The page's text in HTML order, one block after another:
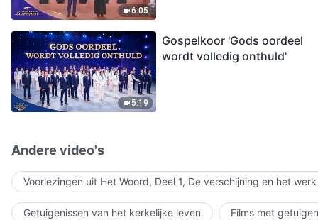
6:05
5:19
Gospelkoor 'Gods oordeel
wordt volledig onthuld'
Andere video's
Voorlezingen uit Het Woord, Deel 1, De verschijning en het
Getuigenissen van het kerkelijke leven Films met